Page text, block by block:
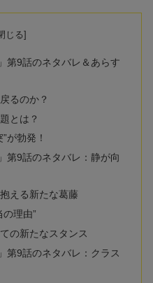
第9話のネタバレ＆あらす
るのか？
とは？
が勃発！
第9話のネタバレ：静が向
える新たな葛藤
理由”
の新たなスタンス
第9話のネタバレ：クラス